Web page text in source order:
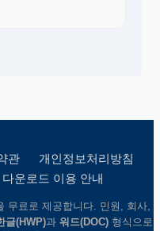
관
개인정보처리방침
다운로드 이용 안내
무료로 제공합니다. 민원, 회사,
글(HWP)과 워드(DOC) 형식으로